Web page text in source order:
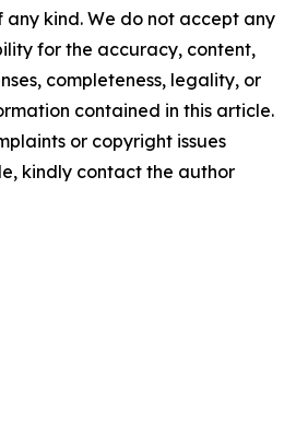
kind. We do not accept any
for the accuracy, content,
completeness, legality, or
contained in this article.
or copyright issues
kindly contact the author